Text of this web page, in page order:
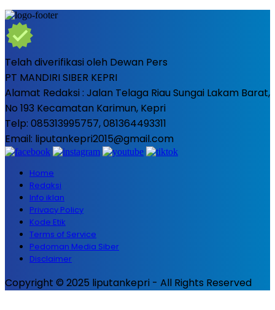
Telah diverifikasi oleh Dewan Pers
PT MANDIRI SIBER KEPRI
Alamat Redaksi : Jalan Telaga Riau Sungai Lakam Barat,
No 193 Kecamatan Karimun, Kepri
Telp: 085313995757, 081364493311
Email: liputankepri2015@gmail.com
Home
Redaksi
Info iklan
Privacy Policy
Kode Etik
Terms of Service
Pedoman Media Siber
Disclaimer
Copyright © 2025 liputankepri - All Rights Reserved